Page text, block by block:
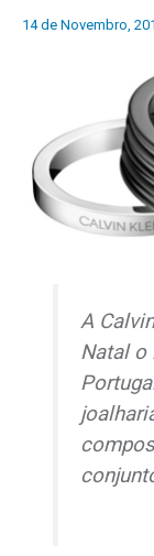
14 de Novembro,
A
Natal o